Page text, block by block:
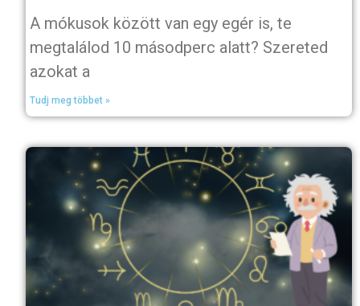
A mókusok között van egy egér is, te
megtalálod 10 másodperc alatt? Szereted
azokat a
Tudj meg többet »